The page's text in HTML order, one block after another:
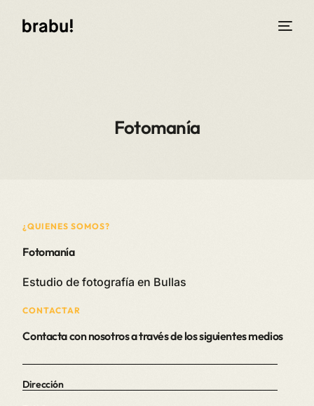
Fotomanía
¿QUIENES SOMOS?
Fotomanía
Estudio de fotografía en Bullas
CONTACTAR
Contacta con nosotros a través de los siguientes medios
Dirección